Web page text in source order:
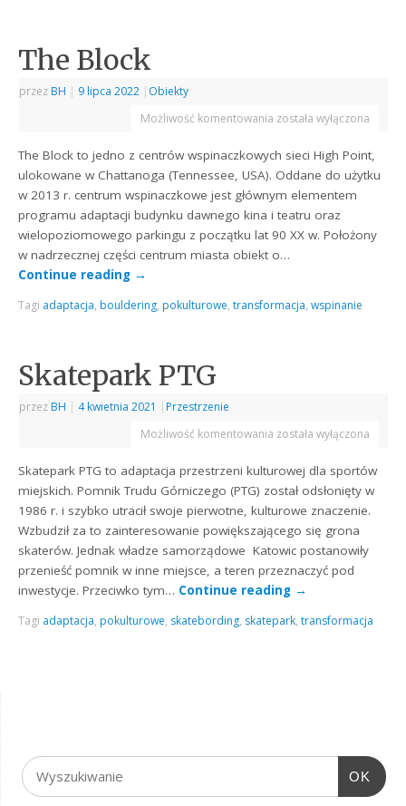
The Block
przez BH | 9 lipca 2022 | Obiekty
Możliwość komentowania została wyłączona
The Block to jedno z centrów wspinaczkowych sieci High Point,
ulokowane w Chattanoga (Tennessee, USA). Oddane do użytku
w 2013 r. centrum wspinaczkowe jest głównym elementem
programu adaptacji budynku dawnego kina i teatru oraz
wielopoziomowego parkingu z początku lat 90 XX w. Położony
w nadrzecznej części centrum miasta obiekt o…
Continue reading →
Tagi adaptacja, bouldering, pokulturowe,transformacja,wspinanie
Skatepark PTG
przez BH | 4 kwietnia 2021 | Przestrzenie
Możliwość komentowania została wyłączona
Skatepark PTG to adaptacja przestrzeni kulturowej dla sportów
miejskich. Pomnik Trudu Górniczego (PTG) został odsłonięty w
1986 r. i szybko utracił swoje pierwotne, kulturowe znaczenie.
Wzbudził za to zainteresowanie powiększającego się grona
skaterów. Jednak władze samorządowe Katowic postanowiły
przenieść pomnik w inne miejsce, a teren przeznaczyć pod
inwestycje. Przeciwko tym… Continue reading →
Tagi adaptacja, pokulturowe, skatebording, skatepark,transformacja
OK